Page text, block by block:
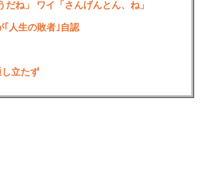
ね」 ワイ「さんげんとん、ね」
｢人生の敗者｣自認
立たず